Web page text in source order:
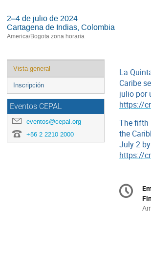
2–4 de julio de 2024
Cartagena de Indias, Colombia
America/Bogota zona horaria
Event
menu
Vista general
Inscripción
Eventos CEPAL
eventos@cepal.org
+56 2 2210 2000
La
Caribe
julio por
https://
The fifth
the
July 2
https://
All